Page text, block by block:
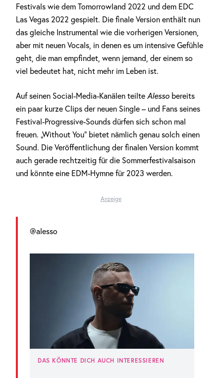
Festivals wie dem Tomorrowland 2022 und dem EDC
Las Vegas 2022 gespielt. Die finale Version enthält nun
das gleiche Instrumental wie die vorherigen Versionen,
aber mit neuen Vocals, in denen es um intensive Gefühle
geht, die man empfindet, wenn jemand, der einem so
viel bedeutet hat, nicht mehr im Leben ist.
Auf seinen Social-Media-Kanälen teilte Alesso bereits
ein paar kurze Clips der neuen Single – und Fans seines
Festival-Progressive-Sounds dürfen sich schon mal
freuen. „Without You“ bietet nämlich genau solch einen
Sound. Die Veröffentlichung der finalen Version kommt
auch gerade rechtzeitig für die Sommerfestivalsaison
und könnte eine EDM-Hymne für 2023 werden.
Anzeige
@alesso
DAS KÖNNTE DICH AUCH INTERESSIEREN